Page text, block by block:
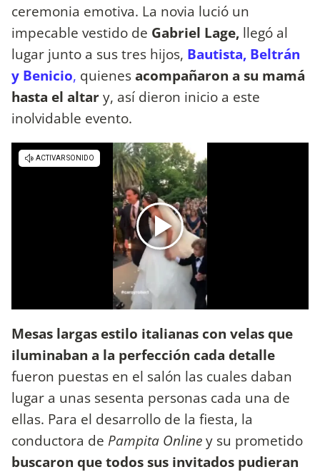
ceremonia emotiva. La novia lució un
impecable vestido de Gabriel Lage, llegó al
lugar junto a sus tres hijos, Bautista, Beltrán
y Benicio, quienesacompañaron a su mamá
hasta el altary, así dieron inicio a este
inolvidable evento.
Mesas largas estilo italianas con velas que
iluminaban a la perfección cada detalle
fueron puestas en el salón las cuales daban
lugar a unas sesenta personas cada una de
ellas. Para el desarrollo de la fiesta, la
conductora de Pampita Onliney su prometido
buscaron que todos sus invitados pudieran